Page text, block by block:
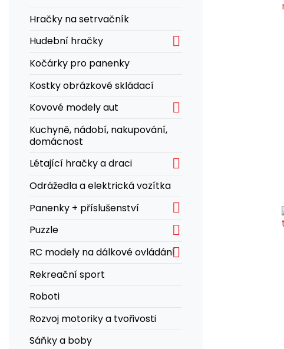
Hračky na setrvačník
Hudební hračky

Kočárky pro panenky
Kostky obrázkové skládací
Kovové modely aut

Kuchyně, nádobí, nakupování,
domácnost
Létající hračky a draci

Odrážedla a elektrická vozítka
Panenky + příslušenství

Puzzle 
RC modely na dálkové ovládání
Rekreační sport
Roboti
Rozvoj motoriky a tvořivosti
Sáňky a boby